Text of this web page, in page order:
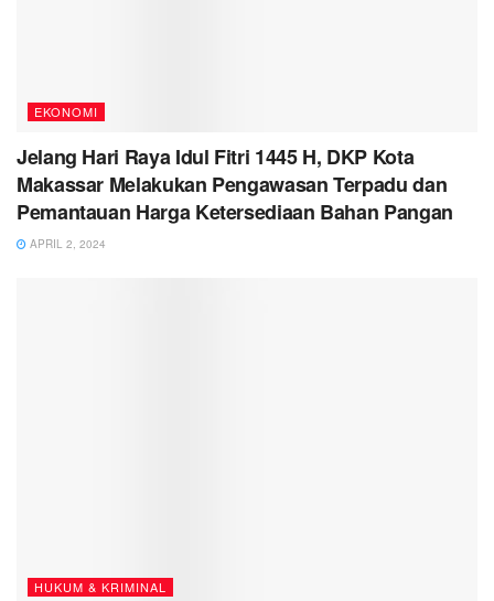
EKONOMI
Jelang Hari Raya Idul Fitri 1445 H, DKP Kota
Makassar Melakukan Pengawasan Terpadu dan
Pemantauan Harga Ketersediaan Bahan Pangan
APRIL 2, 2024
HUKUM & KRIMINAL